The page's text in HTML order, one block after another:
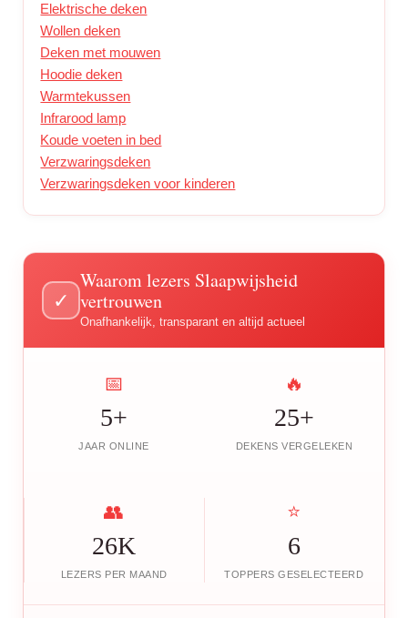
Elektrische deken
Wollen deken
Deken met mouwen
Hoodie deken
Warmtekussen
Infrarood lamp
Koude voeten in bed
Verzwaringsdeken
Verzwaringsdeken voor kinderen
✓
Waarom lezers Slaapwijsheid
vertrouwen
Onafhankelijk, transparant en altijd actueel
📅
5+
JAAR ONLINE
🔥
25+
DEKENS VERGELEKEN
👥
26K
LEZERS PER MAAND
⭐
6
TOPPERS GESELECTEERD